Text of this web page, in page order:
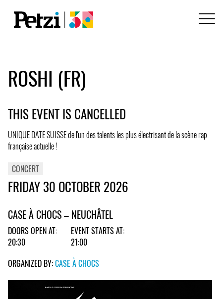
ROSHI (FR)
THIS EVENT IS CANCELLED
UNIQUE DATE SUISSE de l'un des talents les plus électrisant de la scène rap
française actuelle !
CONCERT
FRIDAY 30 OCTOBER 2026
CASE À CHOCS – NEUCHÂTEL
DOORS OPEN AT:
20:30
EVENT STARTS AT:
21:00
ORGANIZED BY:CASE À CHOCS